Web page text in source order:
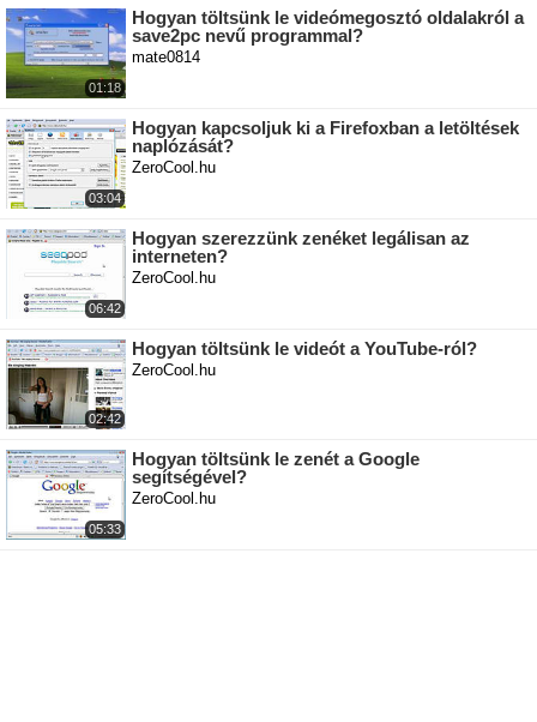
01:18
Hogyan töltsünk le videómegosztó oldalakról a
save2pc nevű programmal?
mate0814
03:04
Hogyan kapcsoljuk ki a Firefoxban a letöltések
naplózását?
ZeroCool.hu
06:42
Hogyan szerezzünk zenéket legálisan az
interneten?
ZeroCool.hu
02:42
Hogyan töltsünk le videót a YouTube-ról?
ZeroCool.hu
05:33
Hogyan töltsünk le zenét a Google
segítségével?
ZeroCool.hu